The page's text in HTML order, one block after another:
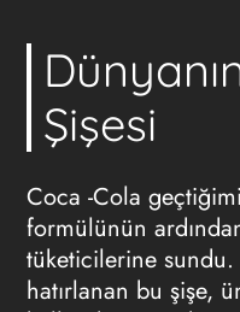
Şişesi
Coca -Cola
formülünün
tüketicilerine
hatırlanan bu şişe,